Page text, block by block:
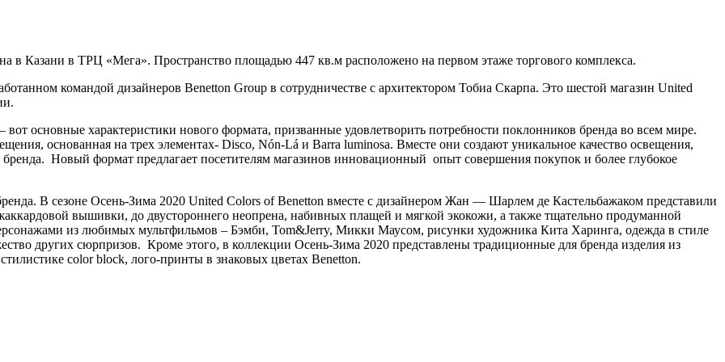
в Казани в ТРЦ «Мега». Пространство площадью 447 кв.м расположено на первом этаже торгового комплекса.
командой дизайнеров Benetton Group в сотрудничестве с архитектором Тобиа Скарпа. Это шестой магазин United
основные характеристики нового формата, призванные удовлетворить потребности поклонников бренда во всем мире.
основанная на трех элементах- Disco, Nón-Lá и Barra luminosa. Вместе они создают уникальное качество освещения,
Новый формат предлагает посетителям магазинов инновационный опыт совершения покупок и более глубокое
В сезоне Осень-Зима 2020 United Colors of Benetton вместе с дизайнером Жан — Шарлем де Кастельбажаком представили
вышивки, до двустороннего неопрена, набивных плащей и мягкой экокожи, а также тщательно продуманной
из любимых мультфильмов – Бэмби, Tom&Jerry, Микки Маусом, рисунки художника Кита Харинга, одежда в стиле
других сюрпризов. Кроме этого, в коллекции Осень-Зима 2020 представлены традиционные для бренда изделия из
color block, лого-принты в знаковых цветах Benetton.